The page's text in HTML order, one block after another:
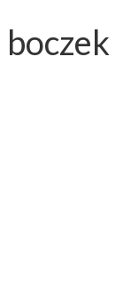
boczek